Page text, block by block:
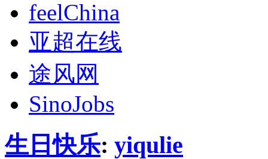
feelChina
亚超在线
途风网
SinoJobs
生日快乐: yiqulie